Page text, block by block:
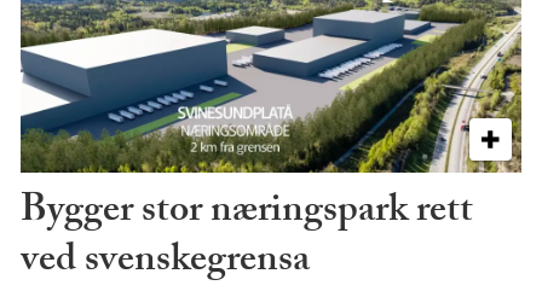
Bygger stor næringspark rett
ved svenskegrensa